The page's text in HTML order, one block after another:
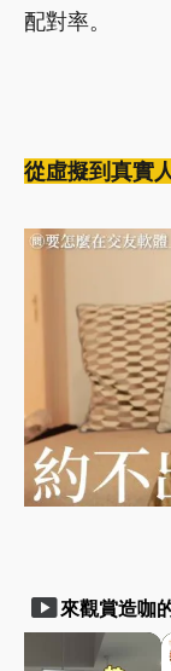
配對率。
從虛擬到真實
smart_display來觀賞造咖